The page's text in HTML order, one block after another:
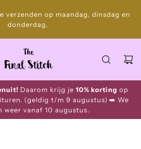
verzenden op maandag, dinsdag en
donderdag.
Daarom krijg je 10% korting op
(geldig t/m 9 augustus) ➡️ We
weer vanaf 10 augustus.